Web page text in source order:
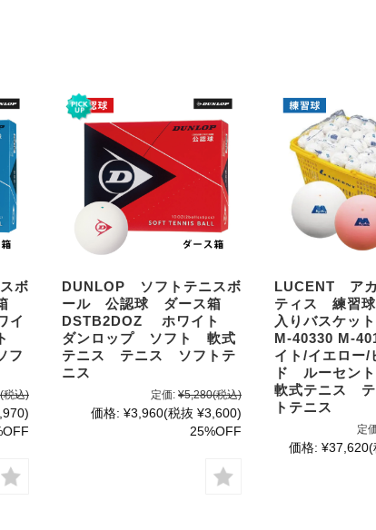
ボ
イ
フ
(税込)
DUNLOP ソフトテニスボ
ール 公認球 ダース箱
DSTB2DOZ ホワイト
ダンロップ ソフト 軟式
テニス テニス ソフトテ
ニス
定価: ¥5,280(税込)
価格: ¥3,960(税抜 ¥3,600)
25%OFF
LUCENT アカ
ティス 練習
入りバスケッ
M-40330 M-
イト/イエロー/
ド ルーセン
軟式テニス
トテニス
定
価格: ¥37,620(